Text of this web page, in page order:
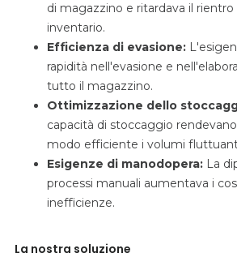
di magazzino e ritardava il
inventario.
Efficienza di evasione:
rapidità nell'evasione e
tutto il magazzino.
Ottimizzazione dello
capacità di stoccaggio
modo efficiente i volumi
Esigenze di manodopera: La
processi manuali aumentava i
inefficienze.
La nostra soluzione